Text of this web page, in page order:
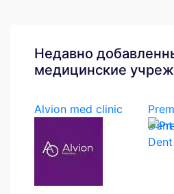
Недавно
медицинские
Alvion med clinic
Dent